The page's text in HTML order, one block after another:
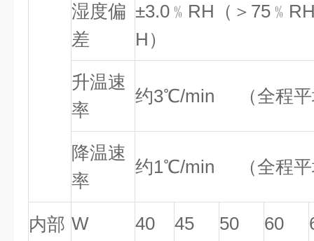
湿度偏
差
±3.0﹪RH（＞
H）
升温速
率
约3℃/min （全程平
降温速
率
约1℃/min （全程平
内部 W 40 45 50 60